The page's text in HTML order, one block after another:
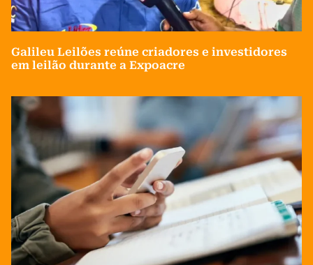
Galileu Leilões reúne criadores e investidores
em leilão durante a Expoacre